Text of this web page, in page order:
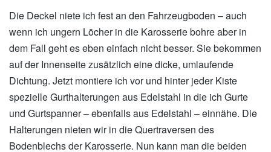
Die Deckel niete ich fest an den Fahrzeugboden – auch
wenn ich ungern Löcher in die Karosserie bohre aber in
dem Fall geht es eben einfach nicht besser. Sie bekommen
auf der Innenseite zusätzlich eine dicke, umlaufende
Dichtung. Jetzt montiere ich vor und hinter jeder Kiste
spezielle Gurthalterungen aus Edelstahl in die ich Gurte
und Gurtspanner – ebenfalls aus Edelstahl – einnähe. Die
Halterungen nieten wir in die Quertraversen des
Bodenblechs der Karosserie. Nun kann man die beiden